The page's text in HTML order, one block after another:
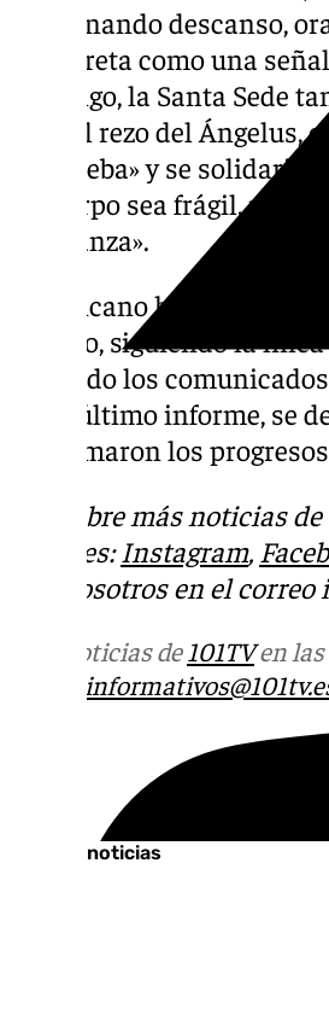
combinando descanso,
interpreta como una
domingo, la Santa Sede
para el rezo del Ángelus,
de prueba» y se
el cuerpo sea frágil,
esperanza».
El Vaticano ha
médico, siguiendo la
reducido los
En el último informe, se
confirmaron los
Descubre más noticias
sociales: Instagram,
con nosotros en el correo
Más noticias de 101TVen las
Últimas noticias